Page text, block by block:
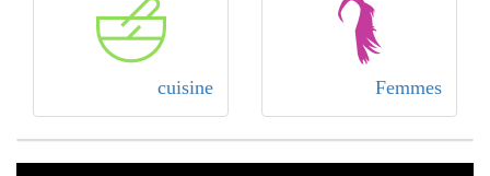
Femmes
cuisine